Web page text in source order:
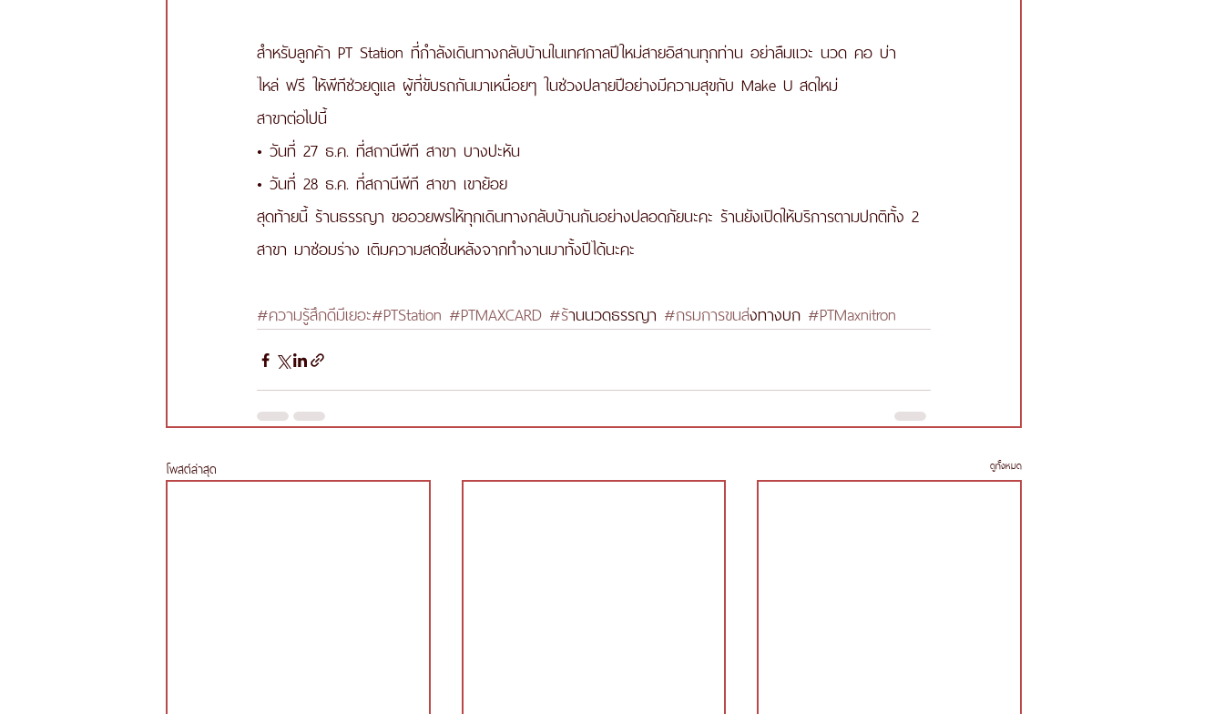
สำหรับลูกค้า PT Station ที่กำลังเดินทางกลับบ้านในเทศกาลปีใหม่สายอิสานทุกท่าน อย่าลืมแวะ นวด คอ บ่า
ไหล่ ฟรี ให้พีทีช่วยดูแล ผู้ที่ขับรถกันมาเหนื่อยๆ ในช่วงปลายปีอย่างมีความสุขกับ Make U สดใหม่
สาขาต่อไปนี้
• วันที่ 27 ธ.ค. ที่สถานีพีที สาขา บางปะหัน
• วันที่ 28 ธ.ค. ที่สถานีพีที สาขา เขาย้อย
สุดท้ายนี้ ร้านธรรญา ขออวยพรให้ทุกเดินทางกลับบ้านกันอย่างปลอดภัยนะคะ ร้านยังเปิดให้บริการตามปกติทั้ง 2
สาขา มาซ่อมร่าง เติมความสดชื่นหลังจากทำงานมาทั้งปีได้นะคะ
#ความรู้สึกดีมีเยอะ#PTStation #PTMAXCARD #ร้านนวดธรรญา #กรมการขนส่งทางบก #PTMaxnitron
โพสต์ล่าสุด ดูทั้งหมด